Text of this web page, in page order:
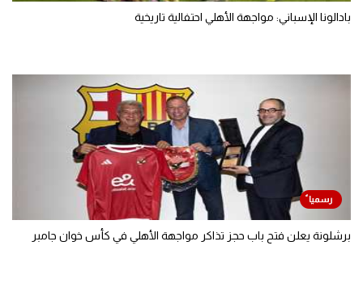
بادالونا الإسباني: مواجهة الأهلي احتفالية تاريخية
برشلونة يعلن فتح باب حجز تذاكر مواجهة الأهلي في كأس خوان جامبر